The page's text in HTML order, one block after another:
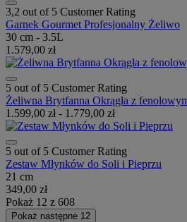
3,2 out of 5 Customer Rating
Garnek Gourmet Profesjonalny Żeliwo
30 cm - 3.5L
1.579,00 zł
5 out of 5 Customer Rating
Żeliwna Brytfanna Okrągła z
1.599,00 zł- 1.779,00 zł
5 out of 5 Customer Rating
Zestaw Młynków do Soli i Pieprzu
21 cm
349,00 zł
Pokaż 12 z 608
Pokaż następne 12